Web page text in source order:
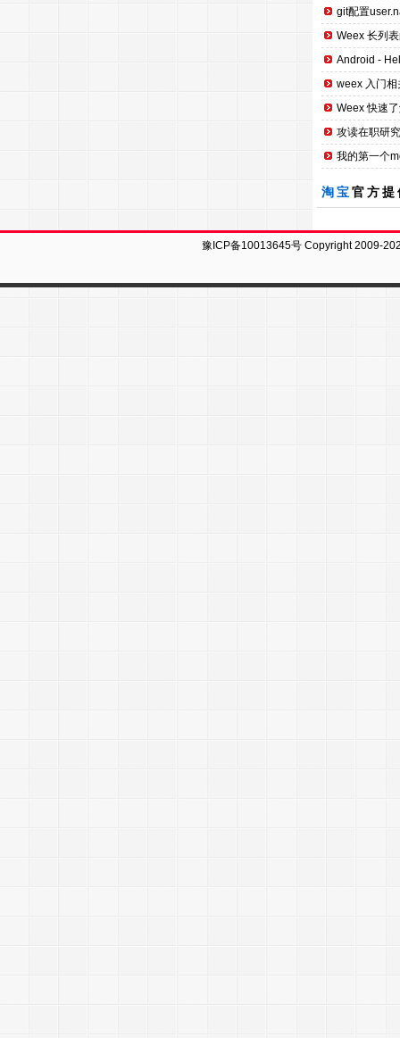
git配置
Weex 长列
Android -
weex 入门
Weex 快速
攻读在职研
我的第一个
淘宝官方
豫ICP备10013645号 Copyright 2009-